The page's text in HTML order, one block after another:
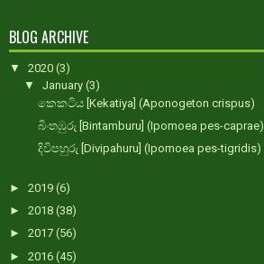
BLOG ARCHIVE
▼ 2020 (3)
▼ January (3)
කෙකටිය [Kekatiya] (Aponogeton crispus)
බිංතඹුරු [Bintamburu] (Ipomoea pes-caprae)
දිවිපහුරු [Divipahuru] (Ipomoea pes-tigridis)
► 2019 (6)
► 2018 (38)
► 2017 (56)
► 2016 (45)